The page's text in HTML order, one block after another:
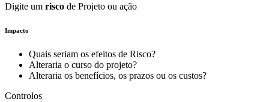
Digite um risco de Projeto ou ação
Impacto
Quais seriam os efeitos de Risco?
Alteraria o curso do projeto?
Alteraria os benefícios, os prazos ou os custos?
Controlos